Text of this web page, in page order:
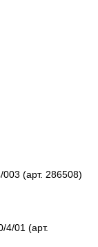
003 (арт. 286508)